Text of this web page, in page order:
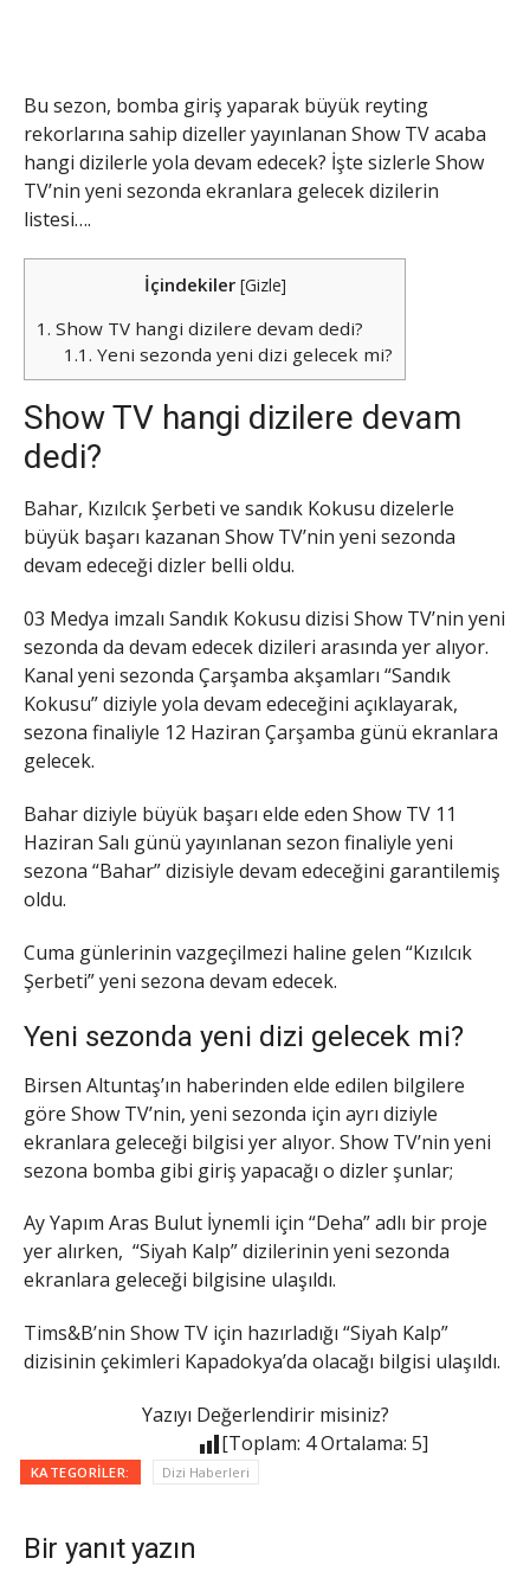
Bu sezon, bomba giriş yaparak büyük reyting
rekorlarına sahip dizeller yayınlanan Show TV acaba
hangi dizilerle yola devam edecek? İşte sizlerle Show
TV’nin yeni sezonda ekranlara gelecek dizilerin
listesi….
İçindekiler [Gizle]
1. Show TV hangi dizilere devam dedi?
1.1. Yeni sezonda yeni dizi gelecek mi?
Show TV hangi dizilere devam
dedi?
Bahar, Kızılcık Şerbeti ve sandık Kokusu dizelerle
büyük başarı kazanan Show TV’nin yeni sezonda
devam edeceği dizler belli oldu.
03 Medya imzalı Sandık Kokusu dizisi Show TV’nin yeni
sezonda da devam edecek dizileri arasında yer alıyor.
Kanal yeni sezonda Çarşamba akşamları “Sandık
Kokusu” diziyle yola devam edeceğini açıklayarak,
sezona finaliyle 12 Haziran Çarşamba günü ekranlara
gelecek.
Bahar diziyle büyük başarı elde eden Show TV 11
Haziran Salı günü yayınlanan sezon finaliyle yeni
sezona “Bahar” dizisiyle devam edeceğini garantilemiş
oldu.
Cuma günlerinin vazgeçilmezi haline gelen “Kızılcık
Şerbeti” yeni sezona devam edecek.
Yeni sezonda yeni dizi gelecek mi?
Birsen Altuntaş’ın haberinden elde edilen bilgilere
göre Show TV’nin, yeni sezonda için ayrı diziyle
ekranlara geleceği bilgisi yer alıyor. Show TV’nin yeni
sezona bomba gibi giriş yapacağı o dizler şunlar;
Ay Yapım Aras Bulut İynemli için “Deha” adlı bir proje
yer alırken, “Siyah Kalp” dizilerinin yeni sezonda
ekranlara geleceği bilgisine ulaşıldı.
Tims&B’nin Show TV için hazırladığı “Siyah Kalp”
dizisinin çekimleri Kapadokya’da olacağı bilgisi ulaşıldı.
Yazıyı Değerlendirir misiniz?
[Toplam: 4Ortalama: 5]
KATEGORILER: Dizi Haberleri
Bir yanıt yazın